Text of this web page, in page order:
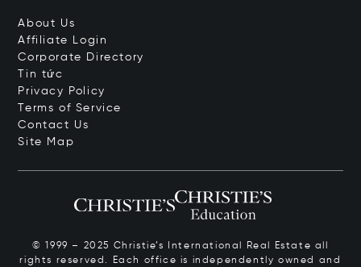
About Us
Affiliate Login
Corporate Directory
Tin tức
Privacy Policy
Terms of Service
Contact Us
Site Map
© 1999 – 2025 Christie’s International Real Estate all
rights reserved. Each office is independently owned and